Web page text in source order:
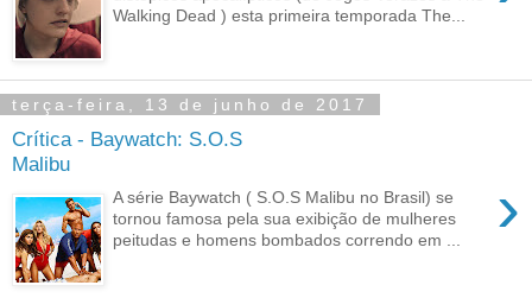
Walking Dead ) esta primeira temporada The...
terça-feira, 13 de junho de 2017
Crítica - Baywatch: S.O.S
Malibu
›
A série Baywatch ( S.O.S Malibu no Brasil) se
tornou famosa pela sua exibição de mulheres
peitudas e homens bombados correndo em ...